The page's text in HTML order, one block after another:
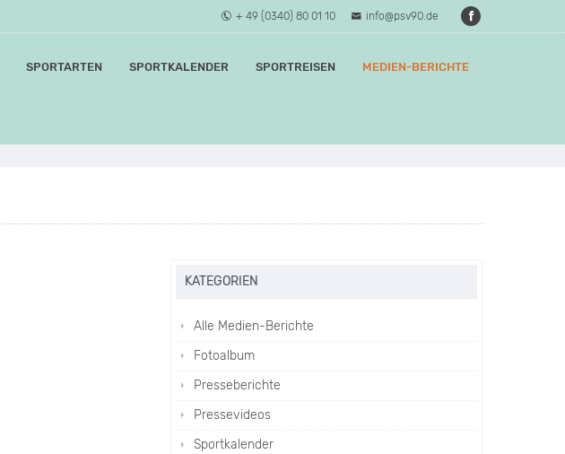
+ 49 (0340) 80 01 10 info@psv90.de
SPORTARTEN SPORTKALENDER SPORTREISEN MEDIEN-BERICHTE
KATEGORIEN
Alle Medien-Berichte
Fotoalbum
Presseberichte
Pressevideos
Sportkalender